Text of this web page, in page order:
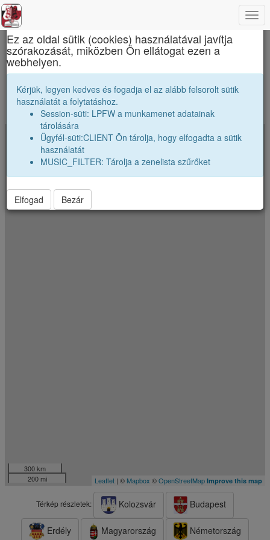
Apáczai Csere János Elméleti Líceum
Merre szóródtak szét az osztályunk véndiákjai
A koordináták véletlenszerüen el vannak néhány kilométerrel tólva.
Jelenkezz be a pontos poziciók megtekintéséhez.
300 km
200 mi
Leaflet | © Mapbox ©OpenStreetMap Improve this map
Térkép részletek: Kolozsvár Budapest
Erdély Magyarország Németország
×
Ez az oldal sütik (cookies) használatával javítja
szórakozását, miközben Ön ellátogat ezen a
webhelyen.
Kérjük, legyen kedves és fogadja el az alább felsorolt sütik
használatát a folytatáshoz.
Session-süti: LPFW a munkamenet adatainak
tárolására
Ügyfél-süti:CLIENT Ön tárolja, hogy elfogadta a sütik
használatát
MUSIC_FILTER: Tárolja a zenelista szűrőket
Elfogad Bezár